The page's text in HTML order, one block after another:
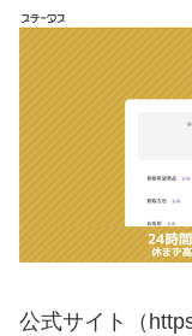
公式サイト（